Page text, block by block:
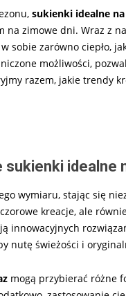
sukienki idealne
na zimowe dni. Wraz z
sobie zarówno ciepło,
możliwości,
razem, jakie trendy
sukienki idealne
wymiaru, stając się
kreacje, ale
innowacyjnych
nutę świeżości i
mogą przybierać różne